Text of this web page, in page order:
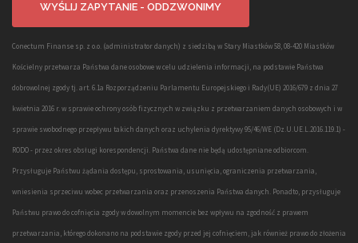
Conectum Finanse sp. z o.o. (administrator danych) z siedzibą w Stary Miastków 58, 08-420 Miastków
Kościelny przetwarza Państwa dane osobowe w celu udzielenia informacji, na podstawie Państwa
dobrowolnej zgody tj. art. 6.1a Rozporządzeniu Parlamentu Europejskiego i Rady(UE) 2016/679 z dnia 27
kwietnia 2016 r. w sprawie ochrony osób fizycznych w związku z przetwarzaniem danych osobowych i w
sprawie swobodnego przepływu takich danych oraz uchylenia dyrektywy 95/46/WE (Dz.U.UE.L.2016.119.1) -
RODO - przez okres obsługi korespondencji. Państwa dane nie będą udostępniane odbiorcom.
Przysługuje Państwu żądania dostępu, sprostowania, usunięcia, ograniczenia przetwarzania,
wniesienia sprzeciwu wobec przetwarzania oraz przenoszenia Państwa danych. Ponadto, przysługuje
Państwu prawo do cofnięcia zgody w dowolnym momencie bez wpływu na zgodność z prawem
przetwarzania, którego dokonano na podstawie zgody przed jej cofnięciem, jak również prawo do złożenia